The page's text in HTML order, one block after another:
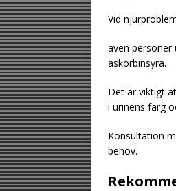
Vid
även
askorbinsyra.
Det är viktigt
i urinens färg
Konsultation
behov.